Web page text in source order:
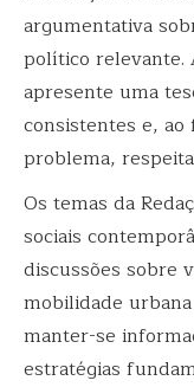
argumentativa
político relevante.
apresente uma
consistentes e,
problema,
Os temas da
sociais
discussões sobre
mobilidade
manter-se
estratégias